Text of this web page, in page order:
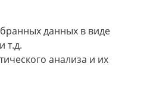
данных в виде
т.д.
анализа и их